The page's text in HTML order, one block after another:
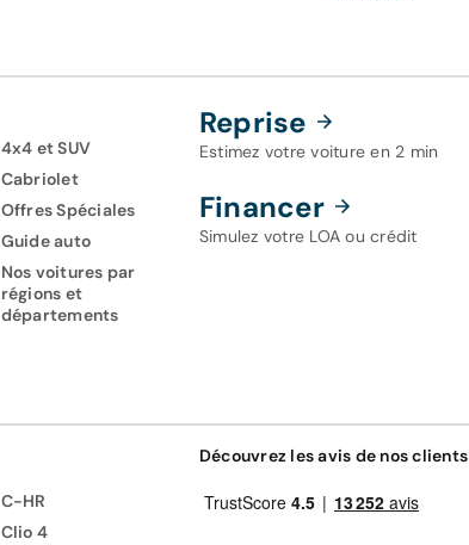
4x4 et SUV
Cabriolet
Offres Spéciales
Guide auto
Nos voitures par
régions et
départements
Reprise
Estimez votre voiture en 2 min
Financer
Simulez votre LOA ou crédit
C-HR
Clio 4
Découvrez les avis de nos clients